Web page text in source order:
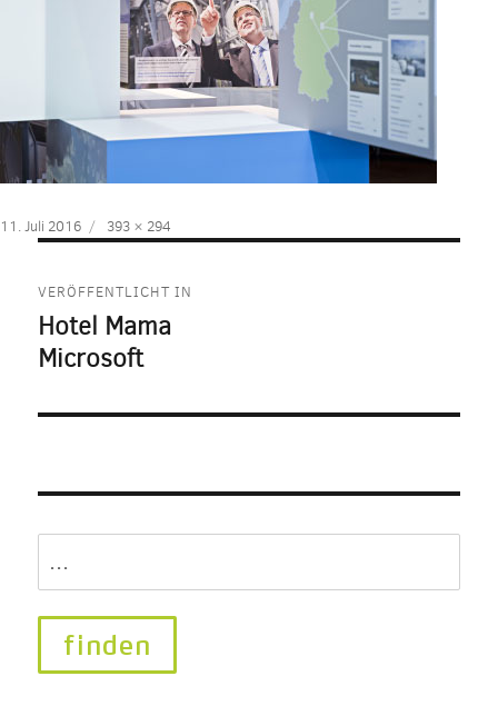
Veröffentlicht
11. Juli 2016
Volle
Größe
393 × 294
VERÖFFENTLICHT IN
Hotel Mama
Microsoft
for: